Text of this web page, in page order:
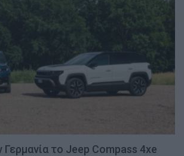
το Jeep Compass 4xe